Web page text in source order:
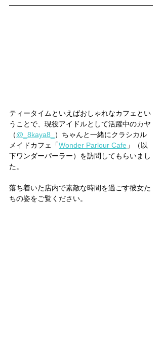
ティータイムといえばおしゃれなカフェとい
うことで、現役アイドルとして活躍中のカヤ
（@_8kaya8_
）ちゃんと一緒にクラシカル
メイドカフェ「Wonder Parlour Cafe 」（以
下ワンダーパーラー）を訪問してもらいまし
た。
落ち着いた店内で素敵な時間を過ごす彼女た
ちの姿をご覧ください。